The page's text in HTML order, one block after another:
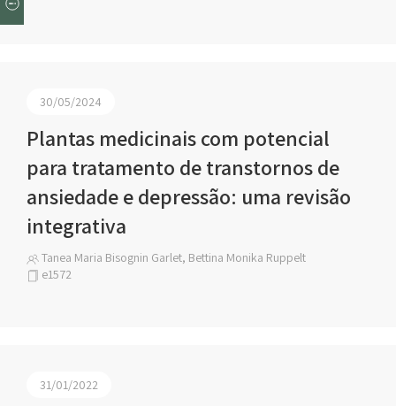
30/05/2024
Plantas medicinais com potencial
para tratamento de transtornos de
ansiedade e depressão: uma revisão
integrativa
Tanea Maria Bisognin Garlet, Bettina Monika Ruppelt
e1572
31/01/2022